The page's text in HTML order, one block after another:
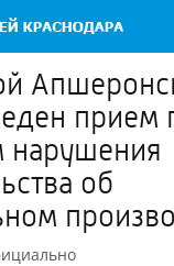
прием
нарушения
об